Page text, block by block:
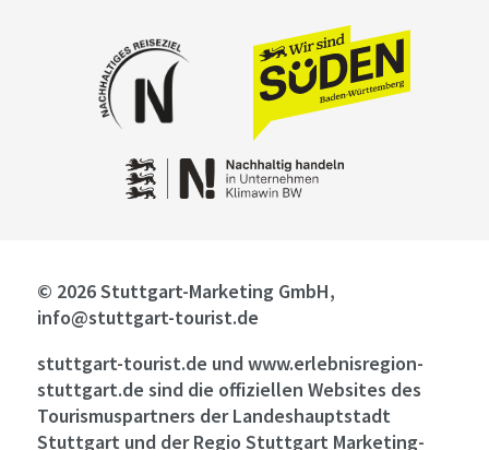
© 2026 Stuttgart-Marketing GmbH,
info@stuttgart-tourist.de
stuttgart-tourist.de und www.erlebnisregion-
stuttgart.de sind die offiziellen Websites des
Tourismuspartners der Landeshauptstadt
Stuttgart und der Regio Stuttgart Marketing-